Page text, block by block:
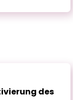
des